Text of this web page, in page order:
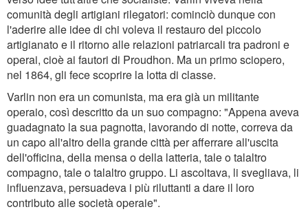
comunità degli artigiani rilegatori: cominciò dunque con
l'aderire alle idee di chi voleva il restauro del piccolo
artigianato e il ritorno alle relazioni patriarcali tra padroni e
operai, cioè ai fautori di Proudhon. Ma un primo sciopero,
nel 1864, gli fece scoprire la lotta di classe.
Varlin non era un comunista, ma era già un militante
operaio, così descritto da un suo compagno: "Appena aveva
guadagnato la sua pagnotta, lavorando di notte, correva da
un capo all'altro della grande città per afferrare all'uscita
dell'officina, della mensa o della latteria, tale o talaltro
compagno, tale o talaltro gruppo. Li ascoltava, li svegliava, li
influenzava, persuadeva i più riluttanti a dare il loro
contributo alle società operaie".